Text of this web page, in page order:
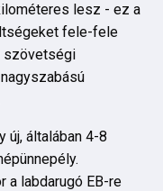
lesz - ez a
fele-fele
szövetségi
új, általában 4-8
a labdarugó EB-re